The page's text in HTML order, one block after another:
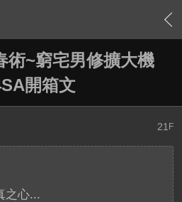
› 內容
術~窮宅男修擴大機
開箱文
21 F
之心...